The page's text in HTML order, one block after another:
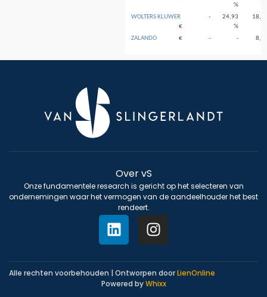
%
WOLTERS KLUWER
€
-
24,93
%
ZALANDO
€ - -
Over vS
Onze fundamentele research is gericht op het selecteren van
ondernemingen waar het vermogen van de aandeelhouder het best
rendeert.
Alle rechten voorbehouden | Ontworpen doorLienOnline
Powered byWhixx